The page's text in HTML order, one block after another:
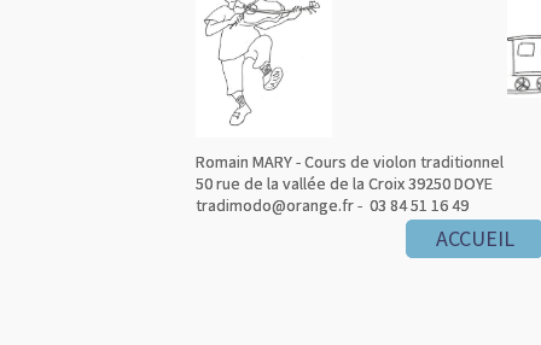
Romain MARY - Cours de violon traditionnel
50 rue de la vallée de la Croix 39250 DOYE
tradimodo@orange.fr - 03 84 51 16 49
Romain MARY - Cours de violon traditionnel
50 rue de la vallée de la Croix 39250 DOYE
tradimodo@orange.fr - 03 84 51 16 49
ACCUEIL
ACCUEIL
ACCUEIL